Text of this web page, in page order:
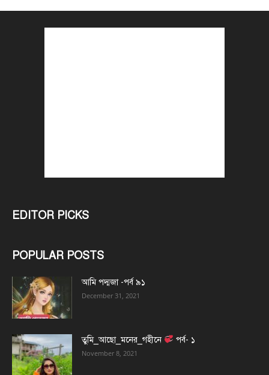
EDITOR PICKS
POPULAR POSTS
আমি পদ্মজা -পর্ব ৯১
December 31, 2021
তুমি_আছো_মনের_গহীনে পর্ব- ১
November 8, 2021